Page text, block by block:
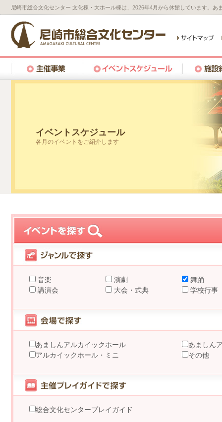
尼崎市総合文化センター 文化棟・大ホール棟は、2026年4月から休館しています。
イベントスケジュール
各月のイベントをご紹介します
音楽 演劇
舞踊
講演会
大会・式典 学校行事
あましんアルカイックホール
あましん
アルカイックホール・ミニ
その他
総合文化センタープレイガイド